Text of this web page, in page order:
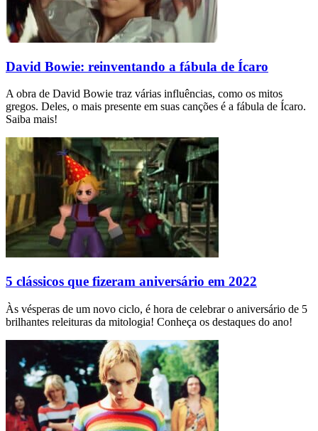
David Bowie: reinventando a fábula de Ícaro
A obra de David Bowie traz várias influências, como os mitos
gregos. Deles, o mais presente em suas canções é a fábula de Ícaro.
Saiba mais!
5 clássicos que fizeram aniversário em 2022
Às vésperas de um novo ciclo, é hora de celebrar o aniversário de 5
brilhantes releituras da mitologia! Conheça os destaques do ano!